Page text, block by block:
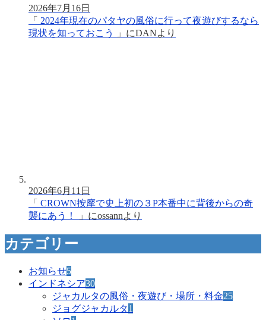
2026年7月16日
「
2024年現在のパタヤの風俗に行って夜遊びするなら
現状を知っておこう
」にDANより
2026年6月11日
「 CROWN按摩で史上初の３P本番中に背後からの奇
襲にあう！
」にossannより
カテゴリー
お知らせ5
インドネシア30
ジャカルタの風俗・夜遊び・場所・料金25
ジョグジャカルタ1